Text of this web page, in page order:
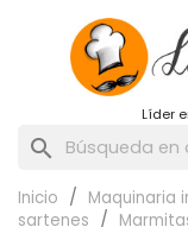
Líder
search
Inicio Maquinaria
sartenes